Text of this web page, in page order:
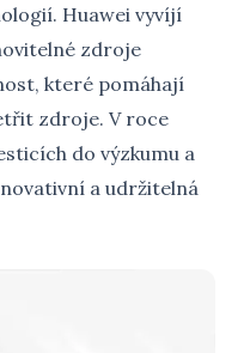
Huawei vyvíjí
zdroje
které pomáhají
zdroje. V roce
do výzkumu a
a udržitelná